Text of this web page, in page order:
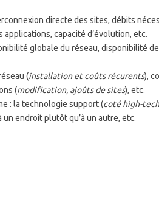
directe des sites, débits
capacité d’évolution, etc.
globale du réseau, disponibilité
(installation et coûts récurents),
(modification, ajoûts de sites), etc.
: la technologie support (coté high-
endroit plutôt qu’à un autre, etc.